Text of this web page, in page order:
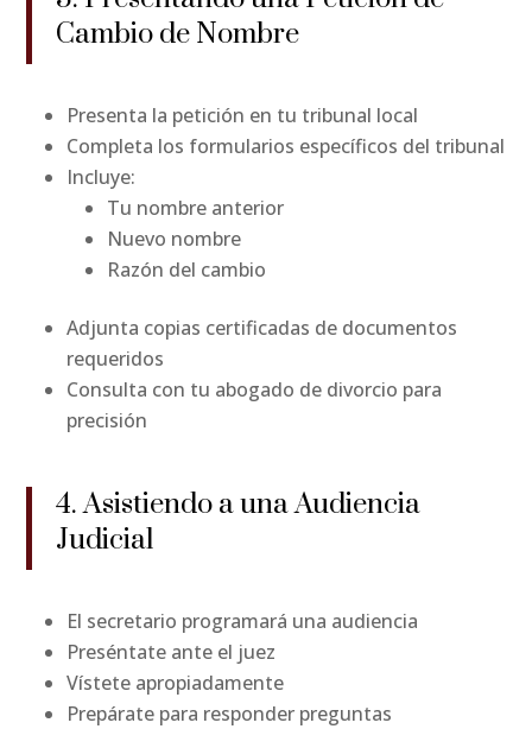
Cambio de Nombre
Presenta la petición en tu tribunal local
Completa los formularios específicos del tribunal
Incluye:
Tu nombre anterior
Nuevo nombre
Razón del cambio
Adjunta copias certificadas de documentos
requeridos
Consulta con tu abogado de divorcio para
precisión
4. Asistiendo a una Audiencia
Judicial
El secretario programará una audiencia
Preséntate ante el juez
Vístete apropiadamente
Prepárate para responder preguntas